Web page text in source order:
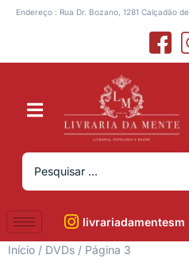
Endereço : Rua Dr. Bozano, 1281 Calçadão
livrariadamentesm
Início / DVDs / Página 3